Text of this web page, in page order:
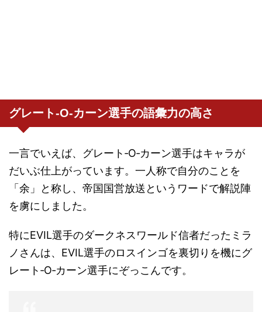
グレート‐O‐カーン選手の語彙力の高さ
一言でいえば、グレート‐O‐カーン選手はキャラが
だいぶ仕上がっています。一人称で自分のことを
「余」と称し、帝国国営放送というワードで解説陣
を虜にしました。
特にEVIL選手のダークネスワールド信者だったミラ
ノさんは、EVIL選手のロスインゴを裏切りを機にグ
レート‐O‐カーン選手にぞっこんです。